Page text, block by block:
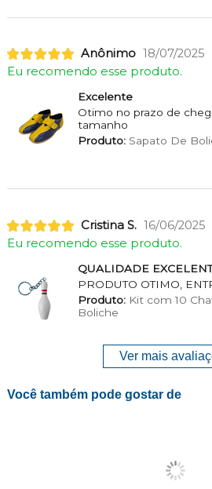
Anônimo 18/07/2025
Eu recomendo esse produto.
Excelente
Otimo no prazo de
tamanho
Produto:Sapato De
Cristina S. 16/06/2025
Eu recomendo esse produto.
QUALIDADE
PRODUTO OTIMO,
Produto:Kit com 10
Boliche
Ver mais
Você também pode gostar de